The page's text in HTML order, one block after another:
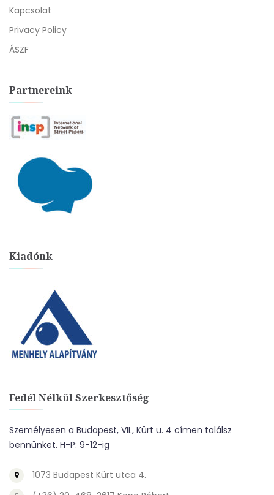
Kapcsolat
Privacy Policy
ÁSZF
Partnereink
Kiadónk
Fedél Nélkül Szerkesztőség
Személyesen a Budapest, VII., Kürt u. 4 címen találsz
bennünket. H-P: 9-12-ig
1073 Budapest Kürt utca 4.